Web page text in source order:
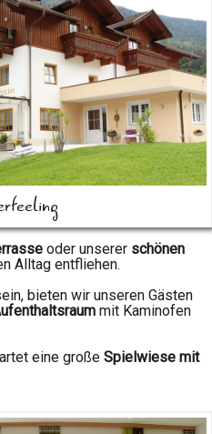
oder unserer schönen
Alltag entfliehen.
bieten wir unseren Gästen
mit Kaminofen
eine große Spielwiese mit